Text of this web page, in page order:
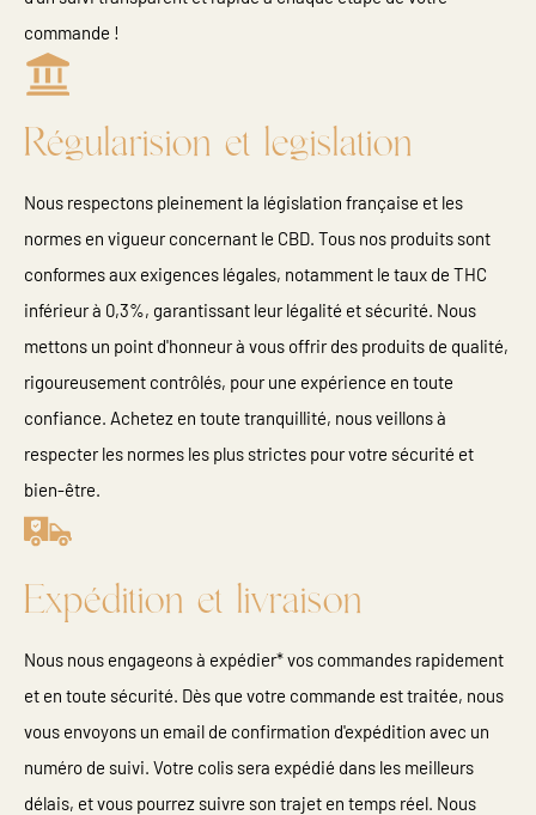
commande !
Régularision et legislation
Nous respectons pleinement la législation française et les
normes en vigueur concernant le CBD. Tous nos produits sont
conformes aux exigences légales, notamment le taux de THC
inférieur à 0,3%, garantissant leur légalité et sécurité. Nous
mettons un point d'honneur à vous offrir des produits de qualité,
rigoureusement contrôlés, pour une expérience en toute
confiance. Achetez en toute tranquillité, nous veillons à
respecter les normes les plus strictes pour votre sécurité et
bien-être.
Expédition et livraison
Nous nous engageons à expédier* vos commandes rapidement
et en toute sécurité. Dès que votre commande est traitée, nous
vous envoyons un email de confirmation d'expédition avec un
numéro de suivi. Votre colis sera expédié dans les meilleurs
délais, et vous pourrez suivre son trajet en temps réel. Nous